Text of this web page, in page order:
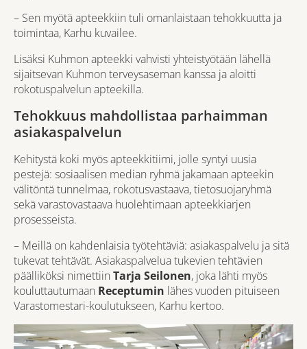
– Sen myötä apteekkiin tuli omanlaistaan tehokkuutta ja
toimintaa, Karhu kuvailee.
Lisäksi Kuhmon apteekki vahvisti yhteistyötään lähellä
sijaitsevan Kuhmon terveysaseman kanssa ja aloitti
rokotuspalvelun apteekilla.
Tehokkuus mahdollistaa parhaimman
asiakaspalvelun
Kehitystä koki myös apteekkitiimi, jolle syntyi uusia
pestejä: sosiaalisen median ryhmä jakamaan apteekin
välitöntä tunnelmaa, rokotusvastaava, tietosuojaryhmä
sekä varastovastaava huolehtimaan apteekkiarjen
prosesseista.
– Meillä on kahdenlaisia työtehtäviä: asiakaspalvelu ja sitä
tukevat tehtävät. Asiakaspalvelua tukevien tehtävien
päälliköksi nimettiin Tarja Seilonen, joka lähti myös
kouluttautumaan Receptumin lähes vuoden pituiseen
Varastomestari-koulutukseen, Karhu kertoo.